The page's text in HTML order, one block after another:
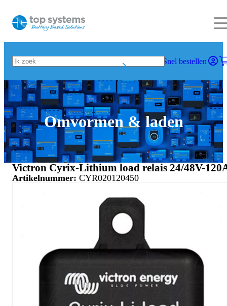
Snel bestellen
Omvormen & laden
Victron Cyrix-Lithium load relais 24/48V-
Artikelnummer: CYR020120450